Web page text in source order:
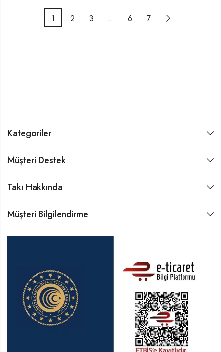
1 2 3 … 6 7
Kategoriler
Müşteri Destek
Takı Hakkında
Müşteri Bilgilendirme